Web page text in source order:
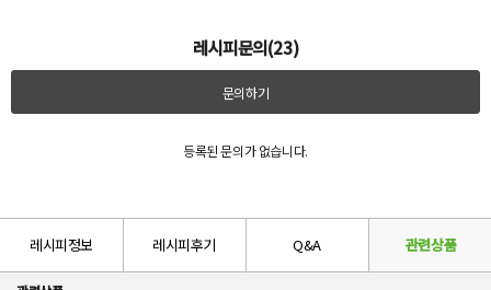
레시피문의(23)
문의하기
등록된 문의가 없습니다.
레시피정보 레시피후기 Q&A 관련상품